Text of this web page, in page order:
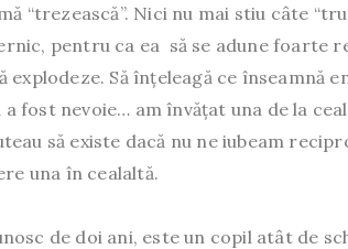
“trezească”. Nici nu mai stiu câte
pentru ca ea să se adune foarte
explodeze. Să înțeleagă ce înseamnă
fost nevoie… am învățat una de la
să existe dacă nu ne iubeam
una în cealaltă.
de doi ani, este un copil atât de